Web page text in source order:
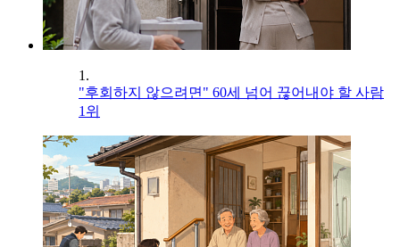
1.
"후회하지 않으려면" 60세 넘어 끊어내야 할 사람
1위